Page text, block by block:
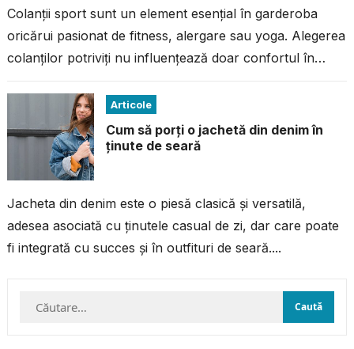
Colanții sport sunt un element esențial în garderoba
oricărui pasionat de fitness, alergare sau yoga. Alegerea
colanților potriviți nu influențează doar confortul în
Articole
Cum să porți o jachetă din denim în
ținute de seară
Jacheta din denim este o piesă clasică și versatilă,
adesea asociată cu ținutele casual de zi, dar care poate
fi integrată cu succes și în outfituri de seară....
Caută